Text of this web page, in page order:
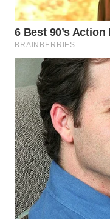
SIMALUNGUN
WN
LABUHANBATU
WN
TAPANULI
TENGAH
WN DELI
SERDANG
WN
TEBING
TINGGI